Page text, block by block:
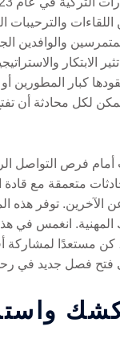
اللقاءات
الابتكار
كبار المطورين
لكل محادثة أن
أمام فرص
متعمقة مع قادة
عن الآخرين. توفر
مستعدًا لمشاركة
فتح فصل جديد في